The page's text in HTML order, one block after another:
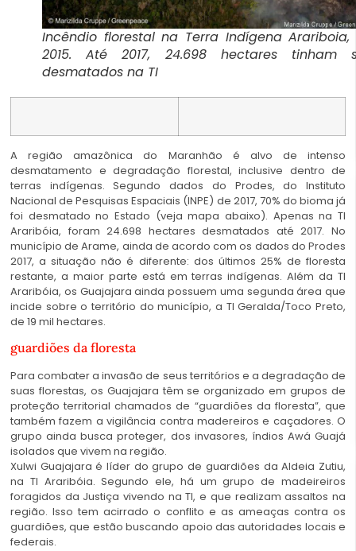
Incêndio florestal na Terra Indígena Arariboia,
2015. Até 2017, 24.698 hectares tinham
desmatados na TI
A região amazônica do Maranhão é alvo de intenso
desmatamento e degradação florestal, inclusive dentro de
terras indígenas. Segundo dados do Prodes, do Instituto
Nacional de Pesquisas Espaciais (INPE) de 2017, 70% do bioma já
foi desmatado no Estado (veja mapa abaixo). Apenas na TI
Araribóia, foram 24.698 hectares desmatados até 2017. No
município de Arame, ainda de acordo com os dados do Prodes
2017, a situação não é diferente: dos últimos 25% de floresta
restante, a maior parte está em terras indígenas. Além da TI
Araribóia, os Guajajara ainda possuem uma segunda área que
incide sobre o território do município, a TI Geralda/Toco Preto,
de 19 mil hectares.
guardiões da floresta
Para combater a invasão de seus territórios e a degradação de
suas florestas, os Guajajara têm se organizado em grupos de
proteção territorial chamados de “guardiões da floresta”, que
também fazem a vigilância contra madereiros e caçadores. O
grupo ainda busca proteger, dos invasores, índios Awá Guajá
isolados que vivem na região.
Xulwi Guajajara é líder do grupo de guardiões da Aldeia Zutiu,
na TI Araribóia. Segundo ele, há um grupo de madeireiros
foragidos da Justiça vivendo na TI, e que realizam assaltos na
região. Isso tem acirrado o conflito e as ameaças contra os
guardiões, que estão buscando apoio das autoridades locais e
federais.